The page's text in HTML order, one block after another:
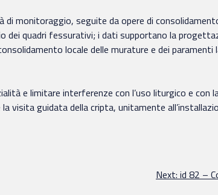
monitoraggio, seguite da opere di
quadri fessurativi; i dati supportano la
locale delle murature e dei
e limitare interferenze con l’uso liturgico e con
visita guidata della cripta, unitamente
Next: id 82 –